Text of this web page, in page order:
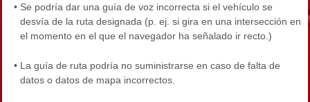
• Se podría dar una guía de voz incorrecta si el vehículo se
desvía de la ruta designada (p. ej. si gira en una intersección en
el momento en el que el navegador ha señalado ir recto.)
• La guía de ruta podría no suministrarse en caso de falta de
datos o datos de mapa incorrectos.